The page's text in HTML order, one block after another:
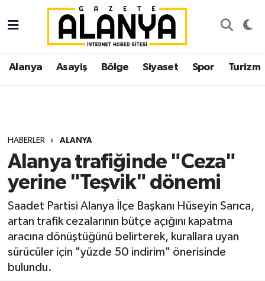
Alanya Asayiş Bölge Siyaset Spor Turizm
HABERLER ALANYA
Alanya trafiğinde "Ceza"
yerine "Teşvik" dönemi
Saadet Partisi Alanya İlçe Başkanı Hüseyin Sarıca,
artan trafik cezalarının bütçe açığını kapatma
aracına dönüştüğünü belirterek, kurallara uyan
sürücüler için "yüzde 50 indirim" önerisinde
bulundu.
Alanya
Asayiş
Siyaset
Spor
Ekonomi
Gazipaşa
İstanbul Nöbetçi Eczaneler
İstanbul Hava Durumu
Süper Lig Puan Durumu ve Fikstür
Tüm Manşetler
Son Dakika Haberleri
Haber Arşivi